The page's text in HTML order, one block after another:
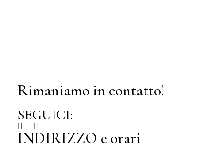
Rimaniamo in contatto!
SEGUICI:
INDIRIZZO e orari